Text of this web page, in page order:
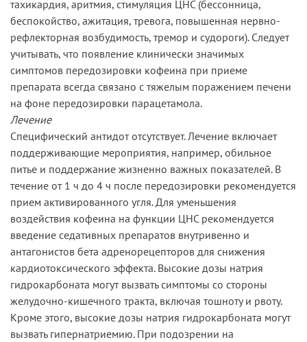
тахикардия, аритмия, стимуляция ЦНС (бессонница,
беспокойство, ажитация, тревога, повышенная нервно-
рефлекторная возбудимость, тремор и судороги). Следует
учитывать, что появление клинически значимых
симптомов передозировки кофеина при приеме
препарата всегда связано с тяжелым поражением печени
на фоне передозировки парацетамола.
Лечение
Специфический антидот отсутствует. Лечение включает
поддерживающие мероприятия, например, обильное
питье и поддержание жизненно важных показателей. В
течение от 1 ч до 4 ч после передозировки рекомендуется
прием активированного угля. Для уменьшения
воздействия кофеина на функции ЦНС рекомендуется
введение седативных препаратов внутривенно и
антагонистов бета адренорецепторов для снижения
кардиотоксического эффекта. Высокие дозы натрия
гидрокарбоната могут вызвать симптомы со стороны
желудочно-кишечного тракта, включая тошноту и рвоту.
Кроме этого, высокие дозы натрия гидрокарбоната могут
вызвать гипернатриемию. При подозрении на